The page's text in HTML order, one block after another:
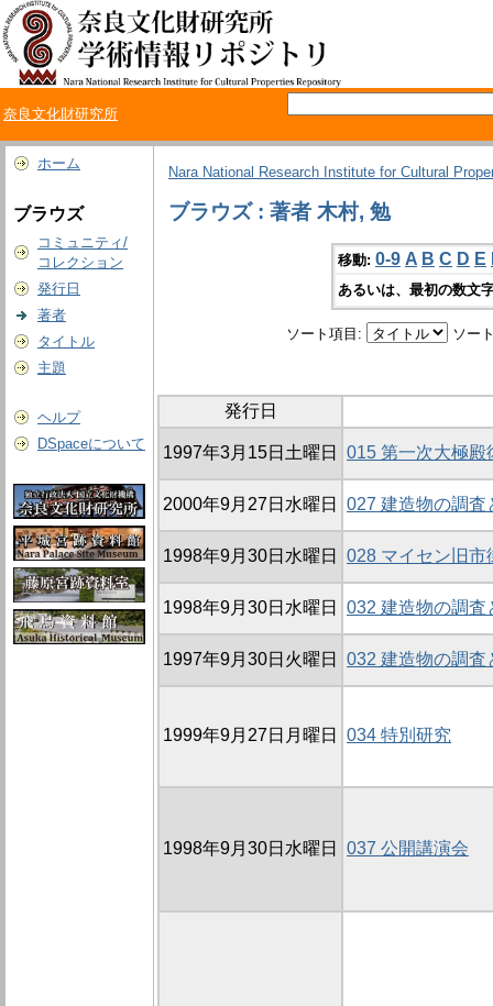
奈良文化財研究所
ホーム
ブラウズ
コミュニティ/
コレクション
発行日
著者
タイトル
主題
ヘルプ
DSpaceについて
Nara National Research Institute for Cultural
ブラウズ : 著者 木村, 勉
移動: 0-9 A B C D E
あるいは、最初の数文
ソート項目: ソー
発行日
1997年3月15日土曜日 015 第一次大極殿
2000年9月27日水曜日 027 建造物の調査
1998年9月30日水曜日 028 マイセン旧市
1998年9月30日水曜日 032 建造物の調査
1997年9月30日火曜日 032 建造物の調査
1999年9月27日月曜日 034 特別研究
1998年9月30日水曜日 037 公開講演会